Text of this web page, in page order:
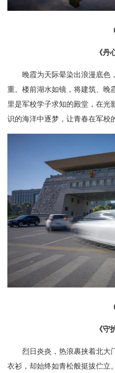
《丹
晚霞为天际晕染出浪漫底色
重。楼前湖水如镜，将建筑、晚
里是军校学子求知的殿堂，在光
识的海洋中逐梦，让青春在军校
《守
烈日炎炎，热浪裹挟着北大
衣衫，却始终如青松般挺拔伫立